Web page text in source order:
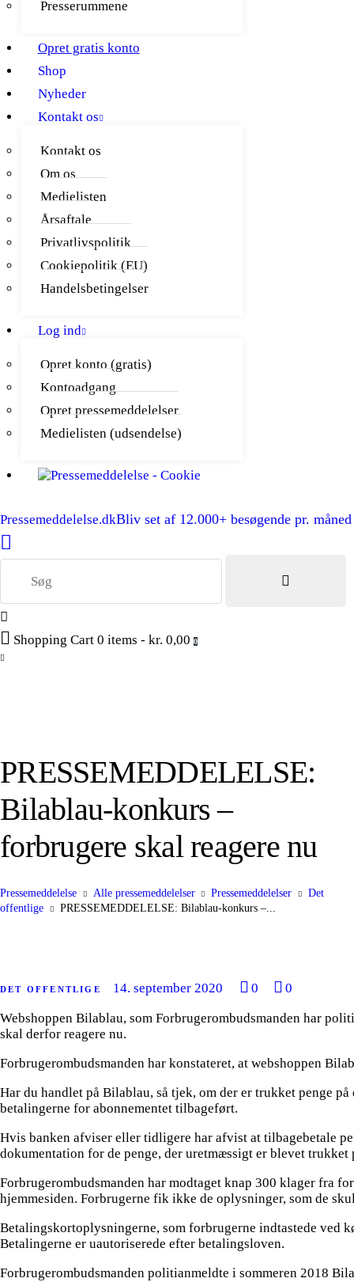
Presserummene
Opret gratis konto
Shop
Nyheder
Kontakt os
Kontakt os
Om os
Medielisten
Årsaftale
Privatlivspolitik
Cookiepolitik (EU)
Handelsbetingelser
Log ind
Opret konto (gratis)
Kontoadgang
Opret pressemeddelelser
Medielisten (udsendelse)
Pressemeddelelse.dkBliv set af 12.000+ besøgende pr. måned
Shopping Cart 0 items - kr. 0,00 0
PRESSEMEDDELELSE:
Bilablau-konkurs –
forbrugere skal reagere nu
Pressemeddelelse Alle pressemeddelelser Pressemeddelelser
Det
offentlige
PRESSEMEDDELELSE: Bilablau-konkurs –...
DET OFFENTLIGE 14. september 2020 0
0
Webshoppen Bilablau, som Forbrugerombudsmanden har
skal derfor reagere nu.
Forbrugerombudsmanden har konstateret, at webshoppen
Har du handlet på Bilablau, så tjek, om der er trukket penge
betalingerne for abonnementet tilbageført.
Hvis banken afviser eller tidligere har afvist at tilbagebetale
dokumentation for de penge, der uretmæssigt er blevet
Forbrugerombudsmanden har modtaget knap 300 klager fra
hjemmesiden. Forbrugerne fik ikke de oplysninger, som de
Betalingskortoplysningerne, som forbrugerne indtastede ved
Betalingerne er uautoriserede efter betalingsloven.
Forbrugerombudsmanden politianmeldte i sommeren 2018